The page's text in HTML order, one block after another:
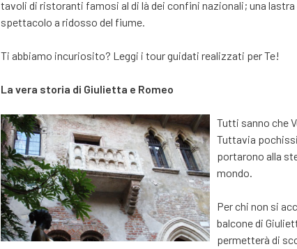
tavoli di ristoranti famosi al di là dei confini nazionali; una
spettacolo a ridosso del fiume.
Ti abbiamo incuriosito? Leggi i tour guidati realizzati per Te!
La vera storia di Giulietta e Romeo
Tutti sanno che
Tuttavia
portarono alla
mondo.
Per chi non si
balcone di
permetterà di